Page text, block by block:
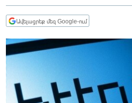
ՊԱՏԵՐԱԶՄԻ 6 ՇԱԲԱԹՆԵՐԸ
ՏԱՐԱԾԱՇՐՋԱՆ
ՄԻՋԱԶԳԱՅԻՆ
ՄՇԱԿՈՒՅԹ
ՍՊՈՐՏ
Ավելացրեք մեզ Google-ում